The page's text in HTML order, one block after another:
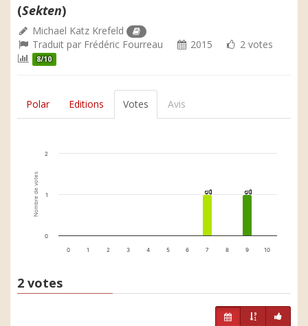
(Sekten)
Michael Katz Krefeld
Traduit par Frédéric Fourreau 2015 2 votes
8/10
Polar Editions Votes Avis
Nombre de votes 1
1 1
1
0 1 2 3 4 5 6 7 8 9 10
0
1
2
2 votes